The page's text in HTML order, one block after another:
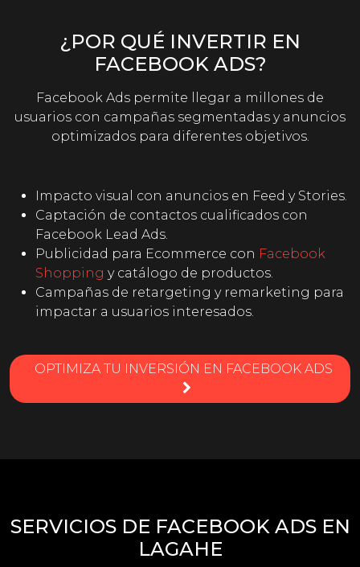
¿POR QUÉ INVERTIR EN
FACEBOOK ADS?
Facebook Ads permite llegar a millones de
usuarios con campañas segmentadas y anuncios
optimizados para diferentes objetivos.
Impacto visual con anuncios en Feed y Stories.
Captación de contactos cualificados con
Facebook Lead Ads.
Publicidad para Ecommerce con Facebook
Shopping y catálogo de productos.
Campañas de retargeting y remarketing para
impactar a usuarios interesados.
OPTIMIZA TU INVERSIÓN EN FACEBOOK ADS
SERVICIOS DE FACEBOOK ADS EN
LAGAHE